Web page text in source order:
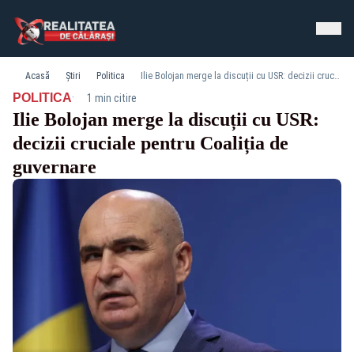
Acasă Știri Politica Ilie Bolojan merge la discuții cu USR: decizii cruciale pentru Coaliția de guvernare
POLITICA· 1 min citire
Ilie Bolojan merge la discuții cu USR:
decizii cruciale pentru Coaliția de
guvernare